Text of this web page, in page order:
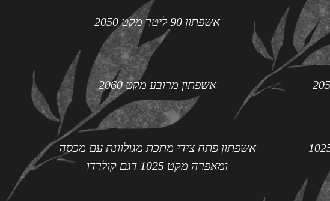
אשפתון 90 ליטר מקט 2050
אשפתון מרובע מקט 2060
אשפתון פתח צידי מתכת מגולוונת עם מכסה
ומאפרה מקט 1025 דגם קולרדו